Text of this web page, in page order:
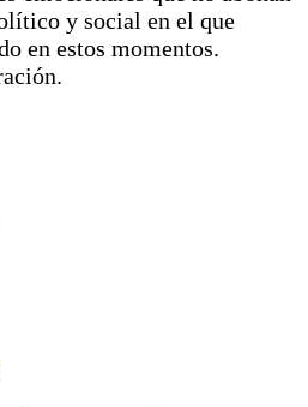
y social en el que
en estos momentos.